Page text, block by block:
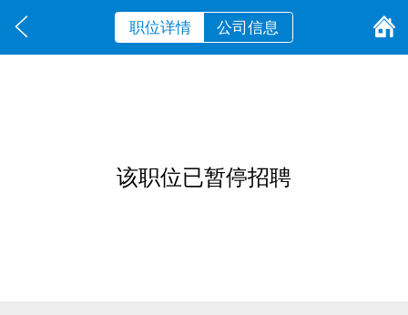
职位详情 公司信息
该职位已暂停招聘